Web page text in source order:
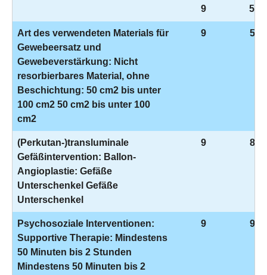
9 5-
Art des verwendeten Materials für
Gewebeersatz und
Gewebeverstärkung: Nicht
resorbierbares Material, ohne
Beschichtung: 50 cm2 bis unter
100 cm2 50 cm2 bis unter 100
cm2
9 5-
(Perkutan-)transluminale
Gefäßintervention: Ballon-
Angioplastie: Gefäße
Unterschenkel Gefäße
Unterschenkel
9 8-
Psychosoziale Interventionen:
Supportive Therapie: Mindestens
50 Minuten bis 2 Stunden
Mindestens 50 Minuten bis 2
9 9-